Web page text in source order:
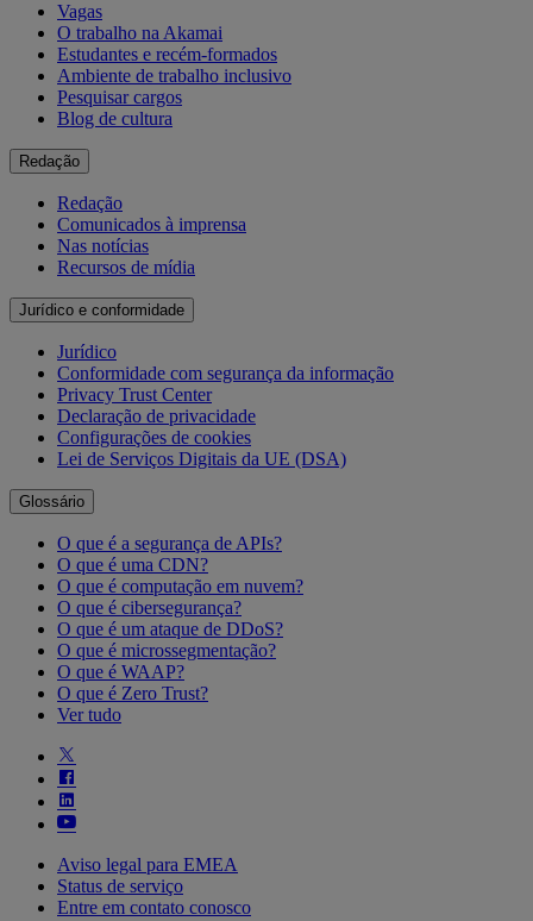
Vagas
O trabalho na Akamai
Estudantes e recém-formados
Ambiente de trabalho inclusivo
Pesquisar cargos
Blog de cultura
Redação
Redação
Comunicados à imprensa
Nas notícias
Recursos de mídia
Jurídico e conformidade
Jurídico
Conformidade com segurança da informação
Privacy Trust Center
Declaração de privacidade
Configurações de cookies
Lei de Serviços Digitais da UE (DSA)
Glossário
O que é a segurança de APIs?
O que é uma CDN?
O que é computação em nuvem?
O que é cibersegurança?
O que é um ataque de DDoS?
O que é microssegmentação?
O que é WAAP?
O que é Zero Trust?
Ver tudo
Aviso legal para EMEA
Status de serviço
Entre em contato conosco